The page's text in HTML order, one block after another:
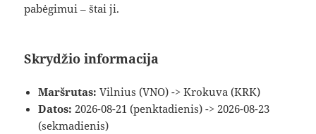
pabėgimui – štai ji.
Skrydžio informacija
Maršrutas: Vilnius (VNO) -> Krokuva (KRK)
Datos: 2026-08-21 (penktadienis) -> 2026-08-23
(sekmadienis)